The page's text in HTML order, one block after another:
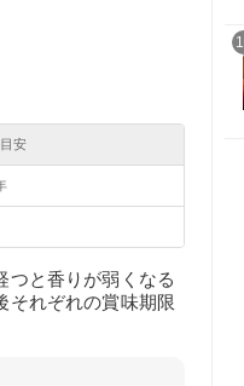
安
つと香りが弱くなる
それぞれの賞味期限